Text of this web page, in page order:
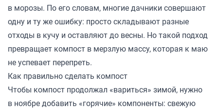
в морозы. По его словам, многие дачники совершают
одну и ту же ошибку: просто складывают разные
отходы в кучу и оставляют до весны. Но такой подход
превращает компост в мерзлую массу, которая к маю
не успевает перепреть.
Как правильно сделать компост
Чтобы компост продолжал «вариться» зимой, нужно
в ноябре добавить «горячие» компоненты: свежую